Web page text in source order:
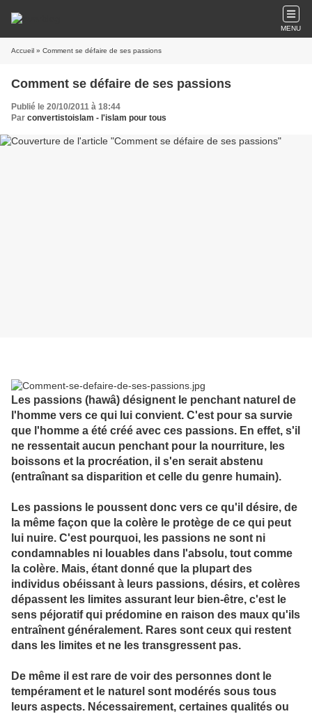
MENU
Accueil » Comment se défaire de ses passions
Comment se défaire de ses passions
Publié le 20/10/2011 à 18:44
Par convertistoislam - l'islam pour tous
Les passions (hawâ) désignent le penchant naturel de
l'homme vers ce qui lui convient. C'est pour sa survie
que l'homme a été créé avec ces passions. En effet, s'il
ne ressentait aucun penchant pour la nourriture, les
boissons et la procréation, il s'en serait abstenu
(entraînant sa disparition et celle du genre humain).
Les passions le poussent donc vers ce qu'il désire, de
la même façon que la colère le protège de ce qui peut
lui nuire. C'est pourquoi, les passions ne sont ni
condamnables ni louables dans l'absolu, tout comme
la colère. Mais, étant donné que la plupart des
individus obéissant à leurs passions, désirs, et colères
dépassent les limites assurant leur bien-être, c'est le
sens péjoratif qui prédomine en raison des maux qu'ils
entraînent généralement. Rares sont ceux qui restent
dans les limites et ne les transgressent pas.
De même il est rare de voir des personnes dont le
tempérament et le naturel sont modérés sous tous
leurs aspects. Nécessairement, certaines qualités ou